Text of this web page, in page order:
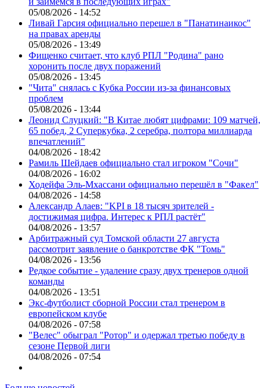
05/08/2026 - 14:52
Ливай Гарсия официально перешел в "Панатинаикос"
на правах аренды
05/08/2026 - 13:49
Фищенко считает, что клуб РПЛ "Родина" рано
хоронить после двух поражений
05/08/2026 - 13:45
"Чита" снялась с Кубка России из-за финансовых
проблем
05/08/2026 - 13:44
Леонид Слуцкий: "В Китае любят цифрами: 109 матчей,
65 побед, 2 Суперкубка, 2 серебра, полтора миллиарда
впечатлений"
04/08/2026 - 18:42
Рамиль Шейдаев официально стал игроком "Сочи"
04/08/2026 - 16:02
Ходейфа Эль-Мхассани официально перешёл в "Факел"
04/08/2026 - 14:58
Александр Алаев: "KPI в 18 тысяч зрителей -
достижимая цифра. Интерес к РПЛ растёт"
04/08/2026 - 13:57
Арбитражный суд Томской области 27 августа
рассмотрит заявление о банкротстве ФК "Томь"
04/08/2026 - 13:56
Редкое событие - удаление сразу двух тренеров одной
команды
04/08/2026 - 13:51
Экс-футболист сборной России стал тренером в
европейском клубе
04/08/2026 - 07:58
"Велес" обыграл "Ротор" и одержал третью победу в
сезоне Первой лиги
04/08/2026 - 07:54